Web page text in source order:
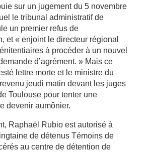
sur un jugement du 5 novembre
le tribunal administratif de
un premier refus de
et « enjoint le directeur régional
à procéder à un nouvel
d’agrément. » Mais ce
lettre morte et le ministre du
jeudi matin devant les juges
Toulouse pour tenter une
devenir aumônier.
Raphaël Rubio est autorisé à
de détenus Témoins de
au centre de détention de